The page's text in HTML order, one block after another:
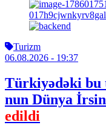
Turizm
06.08.2026 - 19:37
Türkiyədəki bu
nun Dünya
edildi